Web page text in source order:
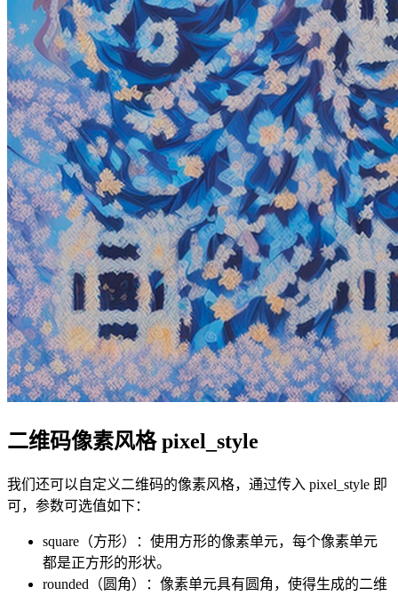
二维码像素风格 pixel_style
我们还可以自定义二维码的像素风格，通过传入 pixel_style 即
可，参数可选值如下：
square（方形）：使用方形的像素单元，每个像素单元
都是正方形的形状。
rounded（圆角）：像素单元具有圆角，使得生成的二维